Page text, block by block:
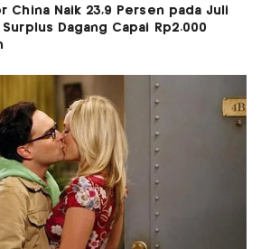
China Naik 23,9 Persen pada Juli
Surplus Dagang Capai Rp2.000